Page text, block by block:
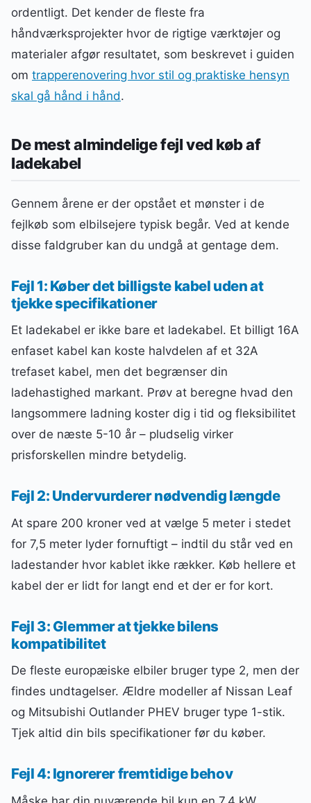
ordentligt. Det kender de fleste fra
håndværksprojekter hvor de rigtige værktøjer og
materialer afgør resultatet, som beskrevet i guiden
om trapperenovering hvor stil og praktiske hensyn
skal gå hånd i hånd.
De mest almindelige fejl ved køb af
ladekabel
Gennem årene er der opstået et mønster i de
fejlkøb som elbilsejere typisk begår. Ved at kende
disse faldgruber kan du undgå at gentage dem.
Fejl 1: Køber det billigste kabel uden at
tjekke specifikationer
Et ladekabel er ikke bare et ladekabel. Et billigt 16A
enfaset kabel kan koste halvdelen af et 32A
trefaset kabel, men det begrænser din
ladehastighed markant. Prøv at beregne hvad den
langsommere ladning koster dig i tid og fleksibilitet
over de næste 5-10 år – pludselig virker
prisforskellen mindre betydelig.
Fejl 2: Undervurderer nødvendig længde
At spare 200 kroner ved at vælge 5 meter i stedet
for 7,5 meter lyder fornuftigt – indtil du står ved en
ladestander hvor kablet ikke rækker. Køb hellere et
kabel der er lidt for langt end et der er for kort.
Fejl 3: Glemmer at tjekke bilens
kompatibilitet
De fleste europæiske elbiler bruger type 2, men der
findes undtagelser. Ældre modeller af Nissan Leaf
og Mitsubishi Outlander PHEV bruger type 1-stik.
Tjek altid din bils specifikationer før du køber.
Fejl 4: Ignorerer fremtidige behov